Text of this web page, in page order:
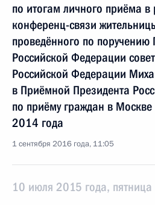
по итогам личного приёма
конференц-связи
проведённого по поручению
Российской Федерации
Российской Федерации
в Приёмной Президента
по приёму граждан в
2014 года
1 сентября 2016 года, 11:05
10 июля 2015 года, пятница